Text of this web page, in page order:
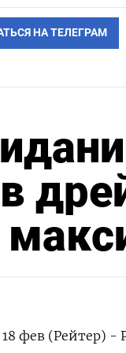
НА ТЕЛЕГРАМ
фев (Рейтер) -